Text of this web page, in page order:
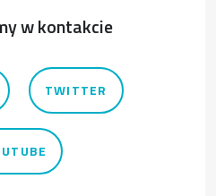
w kontakcie
TWITTER